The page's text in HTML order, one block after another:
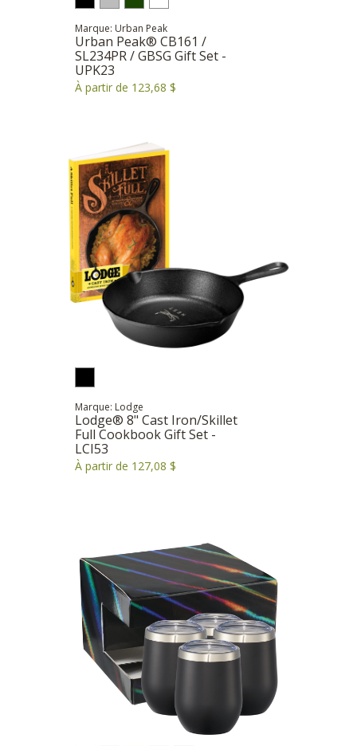
Marque: Urban Peak
Urban Peak® CB161 /
SL234PR / GBSG Gift Set -
UPK23
À partir de 123,68 $
Marque: Lodge
Lodge® 8" Cast Iron/Skillet
Full Cookbook Gift Set -
LCI53
À partir de 127,08 $